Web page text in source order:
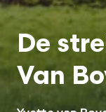
De
Van